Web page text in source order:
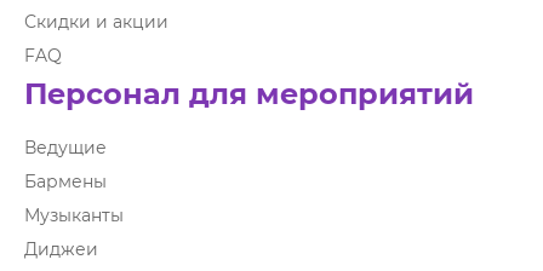
Скидки и акции
FAQ
Персонал для мероприятий
Ведущие
Бармены
Музыканты
Диджеи